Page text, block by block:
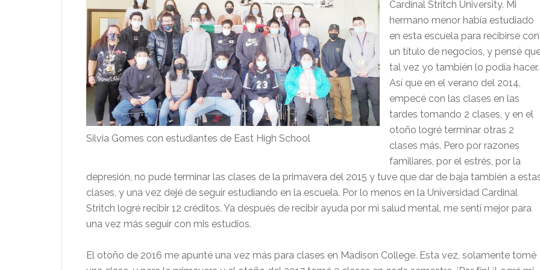
Silvia Gomes con estudiantes de East High School
Cardinal Stritch University. Mi
hermano menor había estudiado
en esta escuela para recibirse con
un título de negocios, y pensé
tal vez yo también lo podía hacer.
Así que en el verano del 2014,
empecé con las clases en las
tardes tomando 2 clases, y en el
otoño logré terminar otras 2
clases más. Pero por razones
familiares, por el estrés, por la
depresión, no pude terminar las clases de la primavera del 2015 y tuve que dar de baja también a
clases, y una vez dejé de seguir estudiando en la escuela. Por lo menos en la Universidad Cardinal
Stritch logré recibir 12 créditos. Ya después de recibir ayuda por mi salud mental, me sentí mejor para
una vez más seguir con mis estudios.
El otoño de 2016 me apunté una vez más para clases en Madison College. Esta vez, solamente tomé